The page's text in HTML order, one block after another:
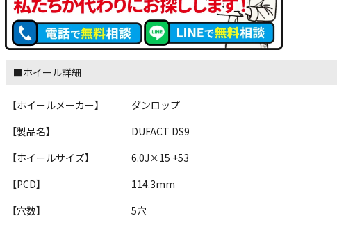
■ホイール詳細
【ホイールメーカー】
ダンロップ
【製品名】
DUFACT DS9
【ホイールサイズ】
6.0J×15 +53
【PCD】
114.3mm
【穴数】
5穴